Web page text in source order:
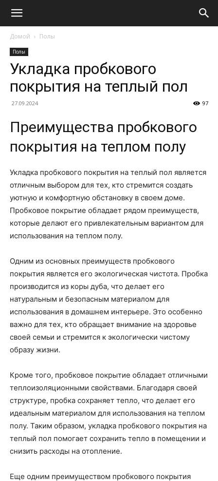
Домой Полы
Полы
Укладка пробкового
покрытия на теплый пол
27.09.2024 97
Преимущества пробкового
покрытия на теплом полу
Укладка пробкового покрытия на теплый пол является
отличным выбором для тех, кто стремится создать
уютную и комфортную обстановку в своем доме.
Пробковое покрытие обладает рядом преимуществ,
которые делают его привлекательным вариантом для
использования на теплом полу.
Одним из основных преимуществ пробкового
покрытия является его экологическая чистота. Пробка
производится из коры дуба, что делает его
натуральным и безопасным материалом для
использования в домашнем интерьере. Это особенно
важно для тех, кто обращает внимание на здоровье
своей семьи и стремится к экологически чистому
образу жизни.
Кроме того, пробковое покрытие обладает отличными
теплоизоляционными свойствами. Благодаря своей
структуре, пробка сохраняет тепло, что делает его
идеальным материалом для использования на теплом
полу. Таким образом, укладка пробкового покрытия на
теплый пол помогает сохранить тепло в помещении и
снизить расходы на отопление.
Еще одним преимуществом пробкового покрытия